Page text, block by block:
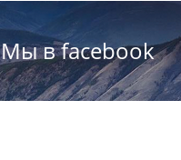
Мы в facebook